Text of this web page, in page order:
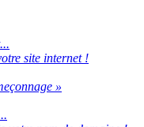
site internet !
»